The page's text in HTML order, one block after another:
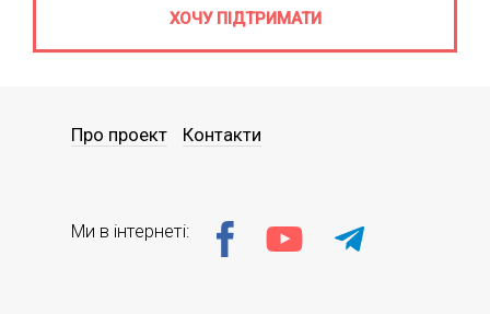
ХОЧУ ПІДТРИМАТИ
Про проект Контакти
Ми в інтернеті: